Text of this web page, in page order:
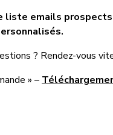
liste emails
? Rendez-vous
» –